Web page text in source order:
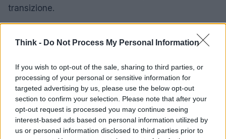
Think - Do Not Process My Personal Information
If you wish to opt-out of the sale, sharing to third parties, or
processing of your personal or sensitive information for
targeted advertising by us, please use the below opt-out
section to confirm your selection. Please note that after your
opt-out request is processed you may continue seeing
interest-based ads based on personal information utilized by
us or personal information disclosed to third parties prior to
transizione.
orchestrazione standard, infrastruttura come
crittografiche sotto controllo dell’azienda. Sul piano
contrattuale, servonodiritti di auditpenali su SLA
critici e impegni espliciti su disponibilità dei log di
sistema. Queste misure riducono l’asimmetria
informativa e mantengono la capacità di negoziare.